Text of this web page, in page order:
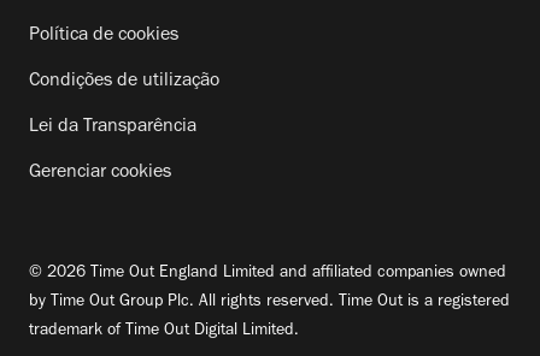
Política de cookies
Condições de utilização
Lei da Transparência
Gerenciar cookies
© 2026 Time Out England Limited and affiliated companies owned
by Time Out Group Plc. All rights reserved. Time Out is a registered
trademark of Time Out Digital Limited.